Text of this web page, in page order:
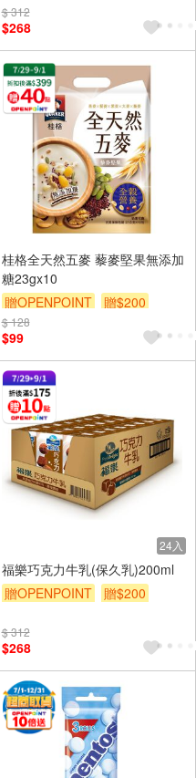
$ 312
$268
桂格全天然五麥 藜麥堅果無添加
糖23gx10
贈OPENPOINT
贈$200
$ 128
$99
24入
福樂巧克力牛乳(保久乳)200ml
贈OPENPOINT
贈$200
$ 312
$268